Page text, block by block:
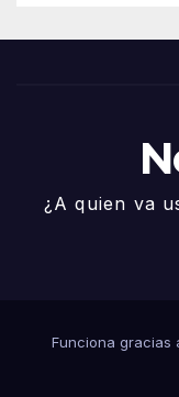
¿A quien va
Funciona gracias